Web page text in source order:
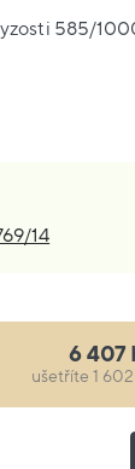
585/
14
6 407
ušetříte 1